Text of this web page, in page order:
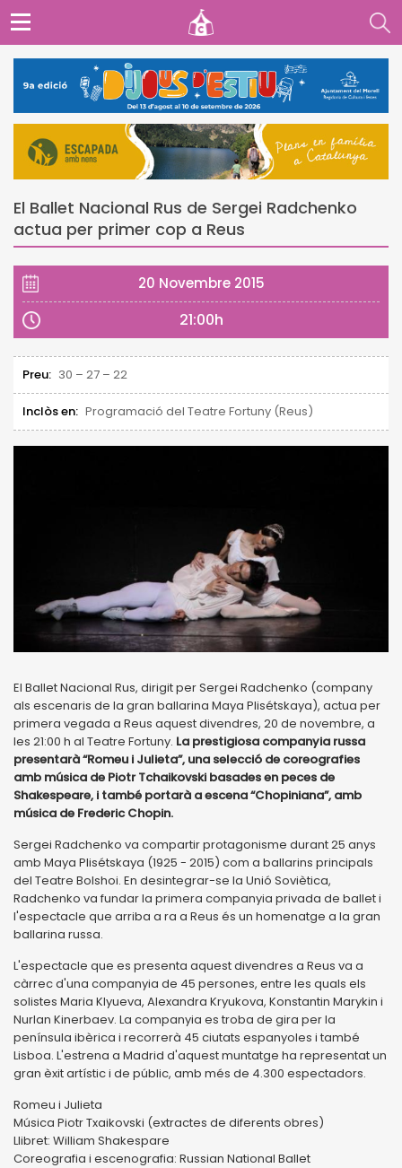
El Ballet Nacional Rus de Sergei Radchenko
actua per primer cop a Reus
20 Novembre 2015
21:00h
Preu: 30 – 27 – 22
Inclòs en: Programació del Teatre Fortuny (Reus)
El Ballet Nacional Rus, dirigit per Sergei Radchenko (company
als escenaris de la gran ballarina Maya Plisétskaya), actua per
primera vegada a Reus aquest divendres, 20 de novembre, a
les 21:00 h al Teatre Fortuny. La prestigiosa companyia russa
presentarà “Romeu i Julieta”, una selecció de coreografies
amb música de Piotr Tchaikovski basades en peces de
Shakespeare, i també portarà a escena “Chopiniana”, amb
música de Frederic Chopin.
Sergei Radchenko va compartir protagonisme durant 25 anys
amb Maya Plisétskaya (1925 - 2015) com a ballarins principals
del Teatre Bolshoi. En desintegrar-se la Unió Soviètica,
Radchenko va fundar la primera companyia privada de ballet i
l'espectacle que arriba a ra a Reus és un homenatge a la gran
ballarina russa.
L'espectacle que es presenta aquest divendres a Reus va a
càrrec d'una companyia de 45 persones, entre les quals els
solistes Maria Klyueva, Alexandra Kryukova, Konstantin Marykin i
Nurlan Kinerbaev. La companyia es troba de gira per la
península ibèrica i recorrerà 45 ciutats espanyoles i també
Lisboa. L'estrena a Madrid d'aquest muntatge ha representat un
gran èxit artístic i de públic, amb més de 4.300 espectadors.
Romeu i Julieta
Música Piotr Txaikovski (extractes de diferents obres)
Llibret: William Shakespare
Coreografia i escenografia: Russian National Ballet